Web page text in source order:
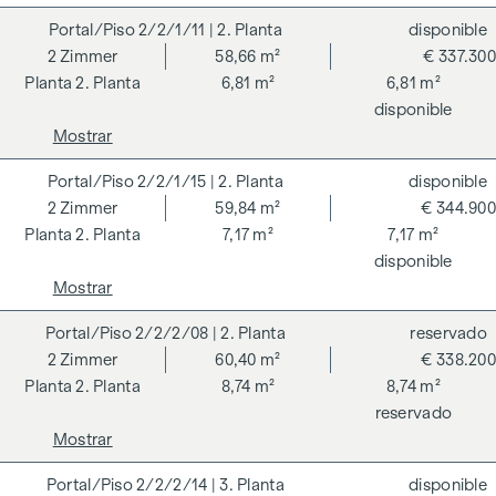
independientes hacen transparente una estrategia holística
de sostenibilidad. El comprador de un condominio
certificado por el DGNB (Consejo Alemán de Construcción
Sostenible) se beneficia de diversas ventajas que abarcan
aspectos ecológicos, económicos y socioculturales. En la
página siguiente encontrará algunas de las principales
ventajas.
COSTES ADICIONALES
En aras del buen orden, nos gustaría señalar que, a menos
que se indique lo contrario en la oferta, se deberá abonar
una comisión al finalizar con éxito la transacción según las
tarifas estipuladas en la Ordenanza de Agentes Inmobiliarios
BGBI. 262 y 297/1996 - es decir, el 3% del precio de compra
más el 20% de IVA. Esta obligación de comisión también se
aplica si transmite a terceros la información que se le ha
vendedor. Nos gustaría señalar que actuamos como doble
2/2/1/11 | 2. Planta
2. Planta
2 Zimmer
58,66 m²
6,81 m²
6,81 m²
€ 337.300
disponible
disponible
Mostrar
2/2/1/15 | 2. Planta
2. Planta
2 Zimmer
59,84 m²
7,17 m²
7,17 m²
€ 344.900
disponible
disponible
Mostrar
2/2/2/08 | 2. Planta
2. Planta
2 Zimmer
60,40 m²
8,74 m²
8,74 m²
€ 338.200
reservado
reservado
Mostrar
2/2/2/14 | 3. Planta disponible